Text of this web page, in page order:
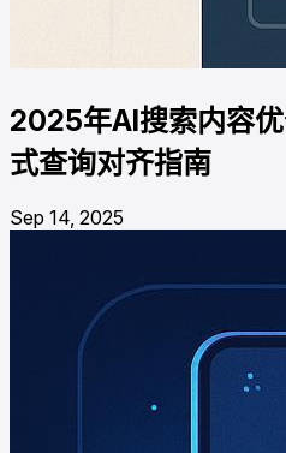
2025年AI搜索内容
式查询对齐指南
Sep 14, 2025